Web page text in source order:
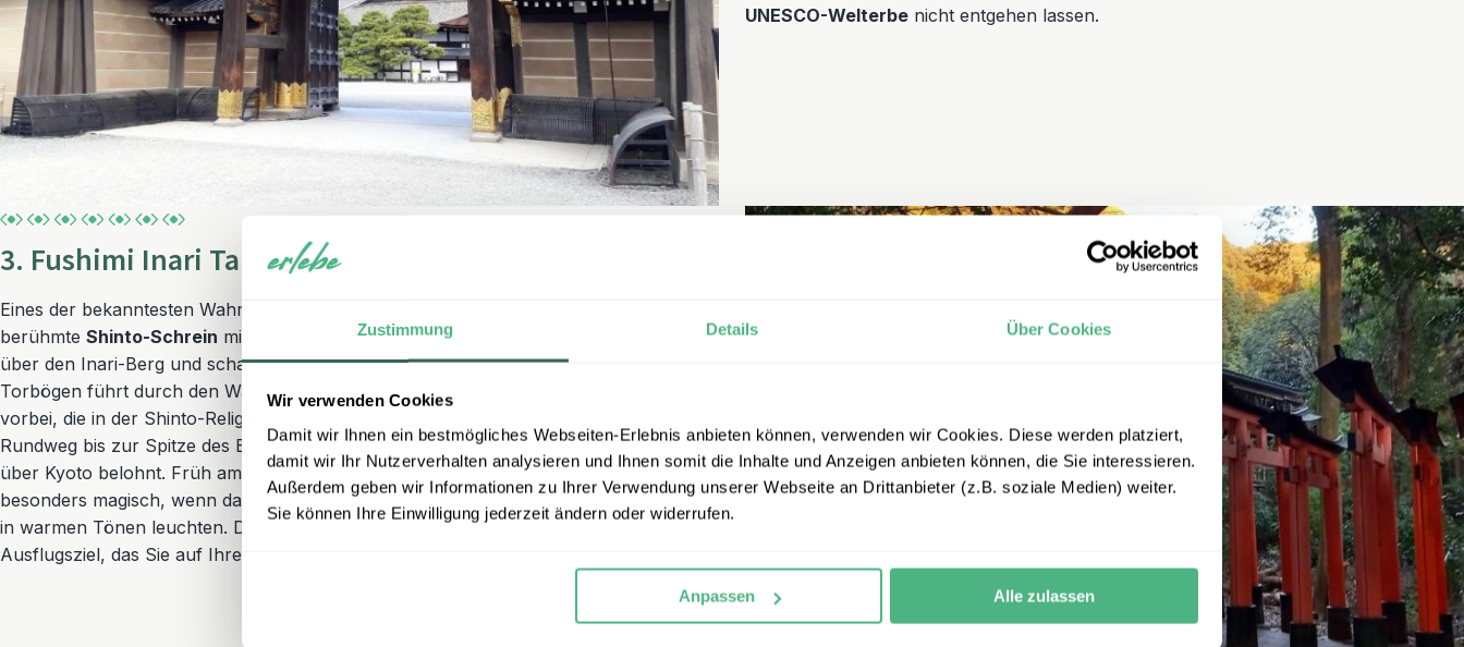
Zustimmung Details Über Cookies
Wir verwenden Cookies
Damit wir Ihnen ein bestmögliches Webseiten-Erlebnis anbieten können, verwenden wir Cookies. Diese werden platziert,
damit wir Ihr Nutzerverhalten analysieren und Ihnen somit die Inhalte und Anzeigen anbieten können, die Sie interessieren.
Außerdem geben wir Informationen zu Ihrer Verwendung unserer Webseite an Drittanbieter (z.B. soziale Medien) weiter.
Sie können Ihre Einwilligung jederzeit ändern oder widerrufen.
Anpassen Alle zulassen
UNESCO-Welterbe nicht entgehen lassen.
3. Fushimi Inari Taisha
Eines der bekanntesten Wahrzeichen Kyotos ist der Fushimi Inari Taisha. Der
berühmte Shinto-Schrein mit seinen tausenden roten Torii-Toren
über den Inari-Berg und schafft eine fast mystische Atmosphäre. Der Weg durch die
Torbögen führt durch den Wald und an verschiedenen Steinstatuen von Füchsen
vorbei, die in der Shinto-Religion als Boten des Reisgottes Inari gelten. Wer den vollen
Rundweg bis zur Spitze des Berges geht, wird mit herrlichenPanoramaausblicken
über Kyoto belohnt. Früh am Morgen oder am späten Nachmittag ist die Stimmung
besonders magisch, wenn das Licht durch die dichten Bäume fällt und die roten Tore
in warmen Tönen leuchten. Die tausend roten Torii-Tore sind ein beliebtes
Ausflugsziel, das Sie auf Ihrer Japan Rundreise nicht verpassen sollten.